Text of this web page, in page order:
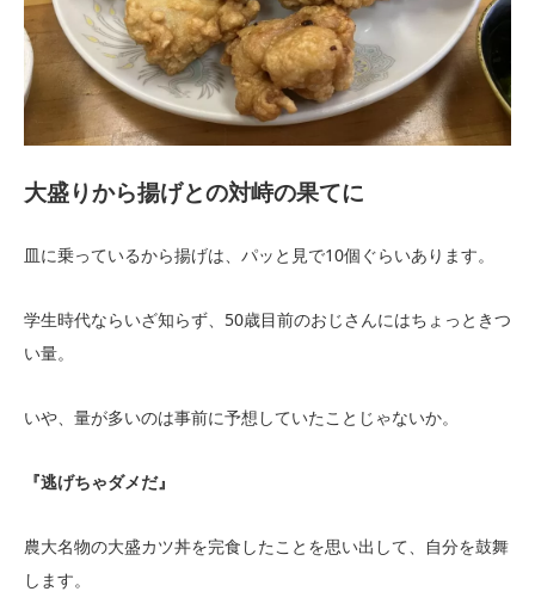
大盛りから揚げとの対峙の果てに
皿に乗っているから揚げは、パッと見で10個ぐらいあります。
学生時代ならいざ知らず、50歳目前のおじさんにはちょっときつ
い量。
いや、量が多いのは事前に予想していたことじゃないか。
『逃げちゃダメだ』
農大名物の大盛カツ丼を完食したことを思い出して、自分を鼓舞
します。